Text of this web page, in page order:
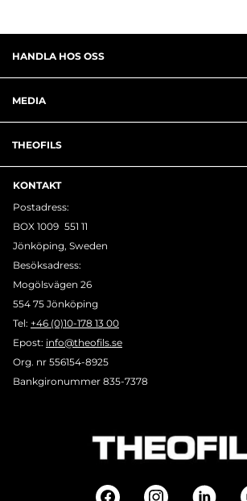
HANDLA HOS OSS
MEDIA
THEOFILS
KONTAKT
Postadress:
BOX 1009 551 11
Jönköping, Sweden
Besöksadress:
Mogölsvägen 26
554 75 Jönköping
Tel: +46 (0)10-178 13 00
Epost: info@theofils.se
Org. nr 556154-8925
Bankgironummer 835-7378